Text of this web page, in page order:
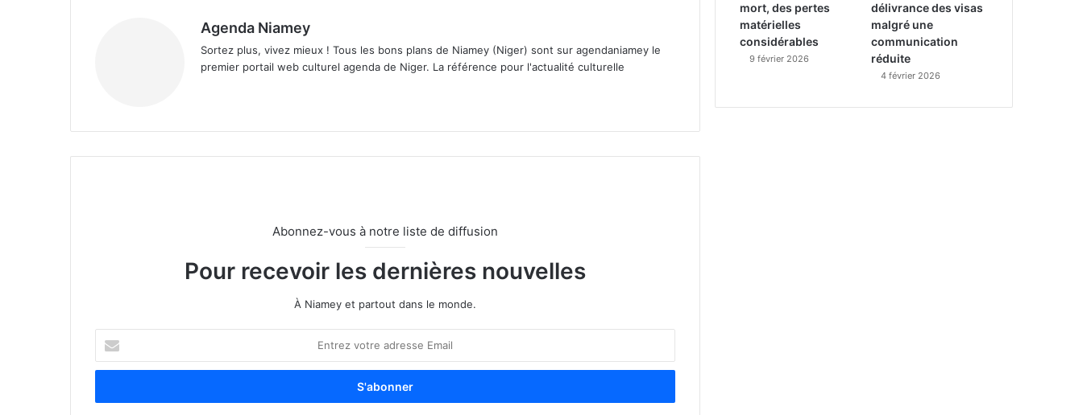
Agenda Niamey
Sortez plus, vivez mieux ! Tous les bons plans de Niamey (Niger) sont sur agendaniamey le
premier portail web culturel agenda de Niger. La référence pour l'actualité culturelle
Abonnez-vous à notre liste de diffusion
Pour recevoir les dernières nouvelles
À Niamey et partout dans le monde.
t
e
mort, des pertes
matérielles
considérables
9 février 2026
délivrance des visas
malgré une
communication
réduite
4 février 2026